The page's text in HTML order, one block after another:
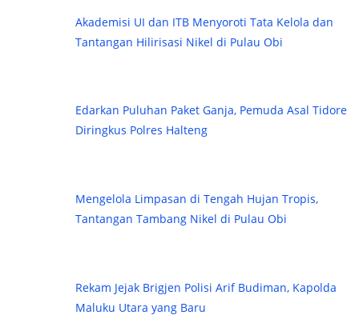
Akademisi UI dan ITB Menyoroti Tata Kelola dan
Tantangan Hilirisasi Nikel di Pulau Obi
Edarkan Puluhan Paket Ganja, Pemuda Asal Tidore
Diringkus Polres Halteng
Mengelola Limpasan di Tengah Hujan Tropis,
Tantangan Tambang Nikel di Pulau Obi
Rekam Jejak Brigjen Polisi Arif Budiman, Kapolda
Maluku Utara yang Baru